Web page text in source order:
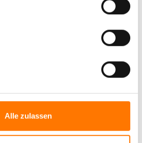
Alle zulassen
unsere unsere